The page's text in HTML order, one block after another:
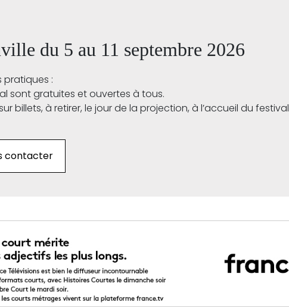
du 5 au 11 septembre 2026
pratiques :
sont gratuites et ouvertes à tous.
billets, à retirer, le jour de la projection, à l’accueil du festival
contacter